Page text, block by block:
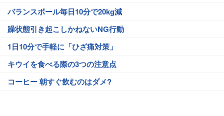
バランスボール毎日10分で20kg減
躁状態引き起こしかねないNG行動
1日10分で手軽に「ひざ痛対策」
キウイを食べる際の3つの注意点
コーヒー 朝すぐ飲むのはダメ?